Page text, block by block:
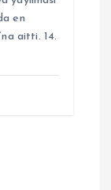
en
aitti. 14.